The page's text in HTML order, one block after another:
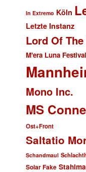
In Extremo Köln
Letzte Instanz
Lord Of
M'era Luna Festival
Mono Inc.
MS
Ost+Front
Saltatio
Schandmaul
Solar Fake